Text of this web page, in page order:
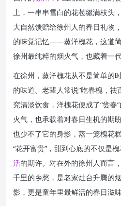
上，一串串雪白的花苞缀满枝头
大自然馈赠给徐州人的春日礼物
的味觉记忆——蒸洋槐花，这道
徐州最纯粹的烟火气，也藏着一
在徐州，蒸洋槐花从不是简单的
的味道。老辈人常说“吃春槐，祛
究清淡饮食，洋槐花便成了“尝春
火气，也承载着对春日生机的期
也少不了它的身影，蒸一笼槐花
“花开富贵”，甜到心底的不仅是
活的期许。对在外的徐州人而言
千里的乡愁，是老家灶台升腾的
影，更是童年里最鲜活的春日滋味